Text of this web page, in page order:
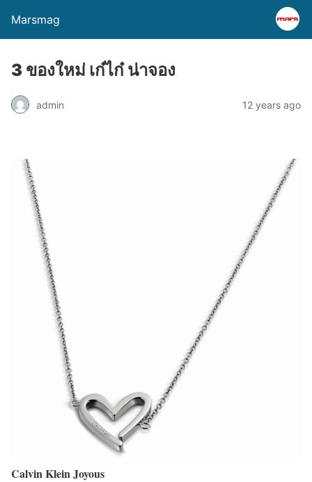
Marsmag
3 ของใหม่ เก๋ไก๋ น่าจอง
admin 12 years ago
Calvin Klein Joyous